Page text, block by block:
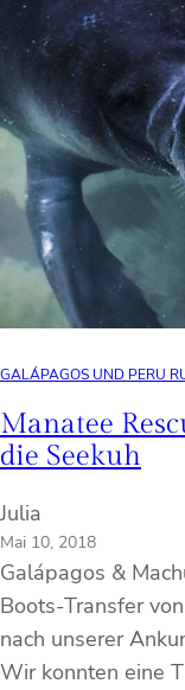
GALÁPAGOS UND PERU
Manatee
die Seekuh
Julia
Mai 10, 2018
Galápagos &
Boots-Transfer
nach unserer
Wir konnten eine